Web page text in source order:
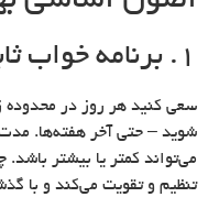
۱. برنامه خواب ثابتی داشته باشید
سعی کنید هر روز در محدوده
شوید – حتی آخر هفته‌ها.
می‌تواند کمتر یا بیشتر
تنظیم و تقویت می‌کند و با